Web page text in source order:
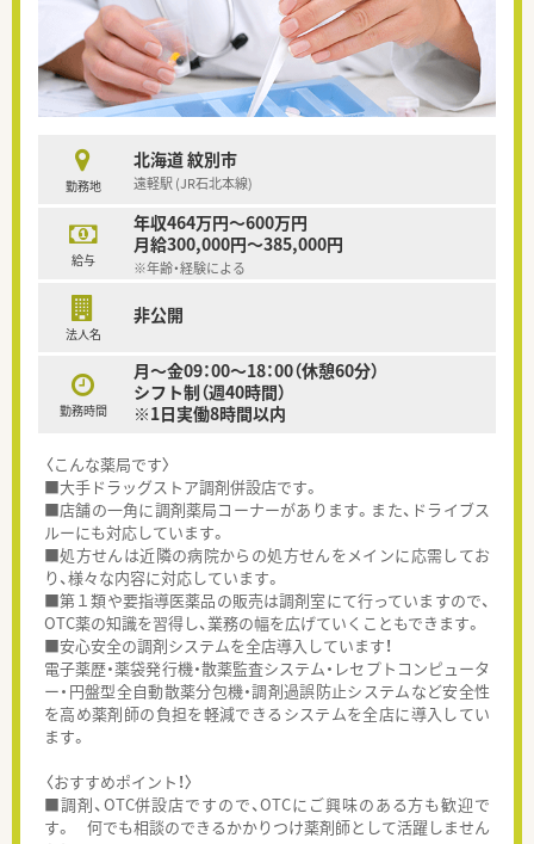
勤務地
北海道 紋別市
遠軽駅 (JR石北本線)
給与
年収464万円～600万円
月給300,000円～385,000円
※年齢・経験による
法人名
非公開
勤務時間
月～金09：00～18：00（休憩60分）
シフト制（週40時間）
※1日実働8時間以内
〈こんな薬局です〉
■大手ドラッグストア調剤併設店です。
■店舗の一角に調剤薬局コーナーがあります。また、ドライブス
ルーにも対応しています。
■処方せんは近隣の病院からの処方せんをメインに応需してお
り、様々な内容に対応しています。
■第１類や要指導医薬品の販売は調剤室にて行っていますので、
OTC薬の知識を習得し、業務の幅を広げていくこともできます。
■安心安全の調剤システムを全店導入しています！
電子薬歴・薬袋発行機・散薬監査システム・レセプトコンピュータ
ー・円盤型全自動散薬分包機・調剤過誤防止システムなど安全性
を高め薬剤師の負担を軽減できるシステムを全店に導入してい
ます。
〈おすすめポイント！〉
■調剤、OTC併設店ですので、OTCにご興味のある方も歓迎で
す。 何でも相談のできるかかりつけ薬剤師として活躍しません